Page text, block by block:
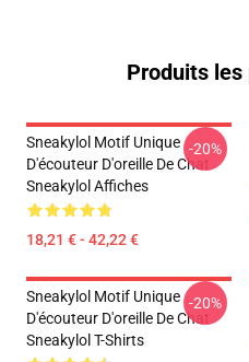
Produits les
Sneakylol Motif Unique
D'écouteur D'oreille De Chat
Sneakylol Affiches
18,21 € - 42,22 €
-20%
Sneakylol Motif Unique
D'écouteur D'oreille De Chat
Sneakylol T-Shirts
-20%